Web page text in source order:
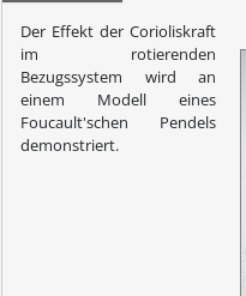
Der Effekt der Corioliskraft
im rotierenden
Bezugssystem wird an
einem Modell eines
Foucault'schen Pendels
demonstriert.